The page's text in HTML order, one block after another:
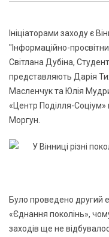
Ініціаторами заходу є
"Інформаційно-
Світлана Дубіна,
представляють Дарія
Масленчук та Юлія
«Центр Поділля-
Моргун.
Було проведено другий
«Єднання поколінь»,
заходів ще не